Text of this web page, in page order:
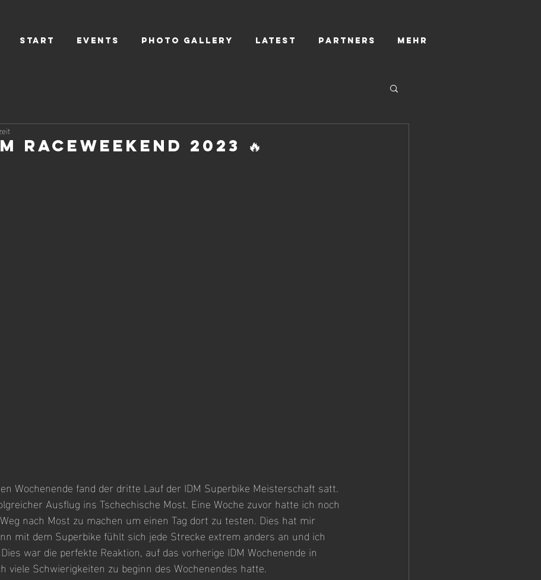
Start EVENTS PHOTO GALLERY LATEST PARTNERS Mehr
Raceweekend 2023 🔥
Wochenende fand der dritte Lauf der IDM Superbike Meisterschaft satt.
Ausflug ins Tschechische Most. Eine Woche zuvor hatte ich noch
nach Most zu machen um einen Tag dort zu testen. Dies hat mir
mit dem Superbike fühlt sich jede Strecke extrem anders an und ich
war die perfekte Reaktion, auf das vorherige IDM Wochenende in
viele Schwierigkeiten zu beginn des Wochenendes hatte.